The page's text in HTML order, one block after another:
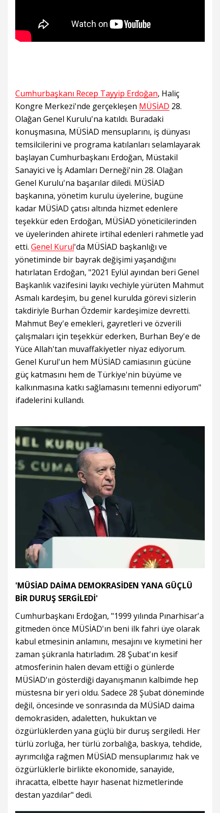
Cumhurbaşkanı Recep Tayyip Erdoğan, Haliç
Kongre Merkezi'nde gerçekleşen MÜSİAD 28.
Olağan Genel Kurulu'na katıldı. Buradaki
konuşmasına, MÜSİAD mensuplarını, iş dünyası
temsilcilerini ve programa katılanları selamlayarak
başlayan Cumhurbaşkanı Erdoğan, Müstakil
Sanayici ve İş Adamları Derneği'nin 28. Olağan
Genel Kurulu'na başarılar diledi. MÜSİAD
başkanına, yönetim kurulu üyelerine, bugüne
kadar MÜSİAD çatısı altında hizmet edenlere
teşekkür eden Erdoğan, MÜSİAD yöneticilerinden
ve üyelerinden ahirete irtihal edenleri rahmetle yad
etti. Genel Kurul'da MÜSİAD başkanlığı ve
yönetiminde bir bayrak değişimi yaşandığını
hatırlatan Erdoğan, "2021 Eylül ayından beri Genel
Başkanlık vazifesini layıkı vechiyle yürüten Mahmut
Asmalı kardeşim, bu genel kurulda görevi sizlerin
takdiriyle Burhan Özdemir kardeşimize devretti.
Mahmut Bey'e emekleri, gayretleri ve özverili
çalışmaları için teşekkür ederken, Burhan Bey'e de
Yüce Allah'tan muvaffakiyetler niyaz ediyorum.
Genel Kurul'un hem MÜSİAD camiasının gücüne
güç katmasını hem de Türkiye'nin büyüme ve
kalkınmasına katkı sağlamasını temenni ediyorum"
ifadelerini kullandı.
'MÜSİAD DAİMA DEMOKRASİDEN YANA GÜÇLÜ
BİR DURUŞ SERGİLEDİ'
Cumhurbaşkanı Erdoğan, "1999 yılında Pınarhisar'a
gitmeden önce MÜSİAD'ın beni ilk fahri üye olarak
kabul etmesinin anlamını, mesajını ve kıymetini her
zaman şükranla hatırladım. 28 Şubat'ın kesif
atmosferinin halen devam ettiği o günlerde
MÜSİAD'ın gösterdiği dayanışmanın kalbimde hep
müstesna bir yeri oldu. Sadece 28 Şubat döneminde
değil, öncesinde ve sonrasında da MÜSİAD daima
demokrasiden, adaletten, hukuktan ve
özgürlüklerden yana güçlü bir duruş sergiledi. Her
türlü zorluğa, her türlü zorbalığa, baskıya, tehdide,
ayrımcılığa rağmen MÜSİAD mensuplarımız hak ve
özgürlüklerle birlikte ekonomide, sanayide,
ihracatta, elbette hayır hasenat hizmetlerinde
destan yazdılar" dedi.